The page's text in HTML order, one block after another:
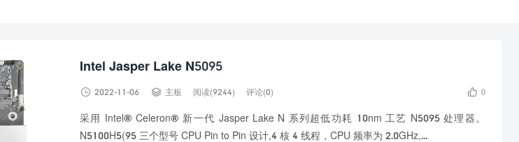
Intel Jasper Lake N5095
 2022-11-06  主板 阅读(9244) 评论(0)  0
采用 Intel® Celeron® 新一代 Jasper Lake N 系列超低功耗 10nm 工艺 N5095 处理器。
N5100H5(95 三个型号 CPU Pin to Pin 设计,4 核 4 线程，CPU 频率为 2.0GHz,...